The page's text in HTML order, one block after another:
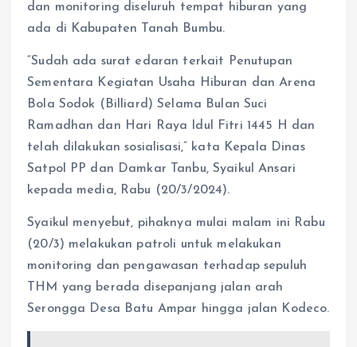
dan monitoring diseluruh tempat hiburan yang
ada di Kabupaten Tanah Bumbu.
“Sudah ada surat edaran terkait Penutupan
Sementara Kegiatan Usaha Hiburan dan Arena
Bola Sodok (Billiard) Selama Bulan Suci
Ramadhan dan Hari Raya Idul Fitri 1445 H dan
telah dilakukan sosialisasi,” kata Kepala Dinas
Satpol PP dan Damkar Tanbu, Syaikul Ansari
kepada media, Rabu (20/3/2024).
Syaikul menyebut, pihaknya mulai malam ini Rabu
(20/3) melakukan patroli untuk melakukan
monitoring dan pengawasan terhadap sepuluh
THM yang berada disepanjang jalan arah
Serongga Desa Batu Ampar hingga jalan Kodeco.